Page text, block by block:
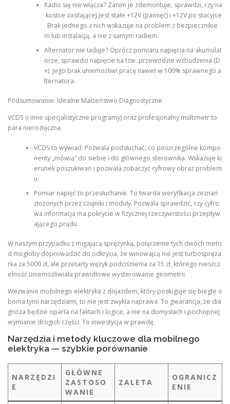
Radio się nie włącza? Zanim je zdemontuje, sprawdzi, czy na
kostce zasilającej jest stałe +12V (pamięć) i +12V po stacyjce
. Brak jednego z nich wskazuje na problem z bezpiecznikie
m lub instalacją, a nie z samym radiem.
Alternator nie ładuje? Oprócz pomiaru napięcia na akumulat
orze, sprawdzi napięcie na tzw. przewodzie wzbudzenia (D
+). Jego brak uniemożliwi pracę nawet w 100% sprawnego a
lternatora.
Podsumowanie: Idealne Małżeństwo Diagnostyczne
VCDS (i inne specjalistyczne programy) oraz profesjonalny multimetr to
para nierozłączna.
VCDS to wywiad. Pozwala podsłuchać, co poszczególne kompo
nenty „mówią” do siebie i do głównego sterownika. Wskazuje ki
erunek poszukiwań i pozwala zobaczyć cyfrowy obraz problem
u.
Pomiar napięć to przesłuchanie. To twarda weryfikacja zeznań
złożonych przez czujniki i moduły. Pozwala sprawdzić, czy cyfro
wa informacja ma pokrycie w fizycznej rzeczywistości przepływ
ającego prądu.
W naszym przypadku z migającą sprężynką, połączenie tych dwóch meto
d mogłoby doprowadzić do odkrycia, że winowajcą nie jest turbospręża
rka za 5000 zł, ale przetarty wężyk podciśnienia za 15 zł, którego nieszcz
elność uniemożliwiała prawidłowe wysterowanie geometrii.
Wezwanie mobilnego elektryka z dojazdem, który posługuje się biegle o
boma tymi narzędziami, to nie jest zwykła naprawa. To gwarancja, że dia
gnoza będzie oparta na faktach i logice, a nie na domysłach i pochopnej
wymianie drogich części. To inwestycja w prawdę.
Narzędzia i metody kluczowe dla mobilnego
elektryka — szybkie porównanie
NARZĘDZI
E
GŁÓWNE
ZASTOSO
WANIE
ZALETA
OGRANICZ
ENIE